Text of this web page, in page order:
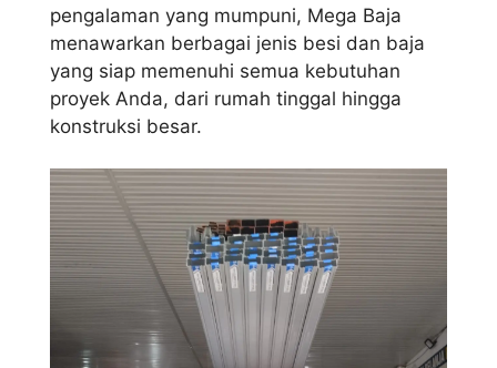
pengalaman yang mumpuni, Mega Baja
menawarkan berbagai jenis besi dan baja
yang siap memenuhi semua kebutuhan
proyek Anda, dari rumah tinggal hingga
konstruksi besar.